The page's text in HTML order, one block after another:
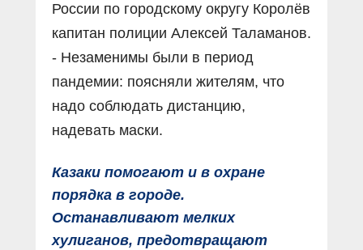
России по городскому округу Королёв
капитан полиции Алексей Таламанов.
- Незаменимы были в период
пандемии: поясняли жителям, что
надо соблюдать дистанцию,
надевать маски.
Казаки помогают и в охране
порядка в городе.
Останавливают мелких
хулиганов, предотвращают